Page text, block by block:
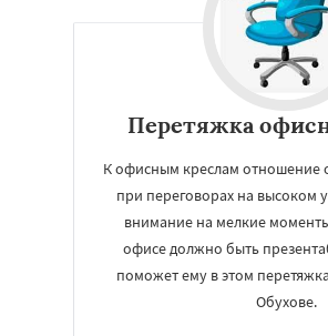
Перетяжка
К офисным креслам отношение
при переговорах на высоком
внимание на мелкие
офисе должно быть
поможет ему в этом
Обухове.